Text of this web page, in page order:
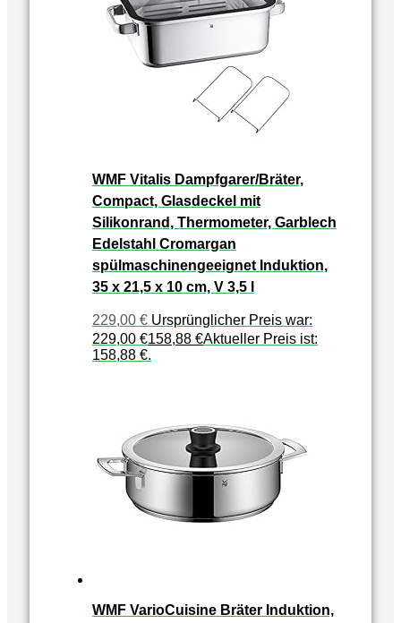
WMF Vitalis Dampfgarer/Bräter,
Compact, Glasdeckel mit
Silikonrand, Thermometer, Garblech
Edelstahl Cromargan
spülmaschinengeeignet Induktion,
35 x 21,5 x 10 cm, V 3,5 l
229,00 € Ursprünglicher Preis war:
229,00 €158,88 €Aktueller Preis ist:
158,88 €.
WMF VarioCuisine Bräter Induktion,